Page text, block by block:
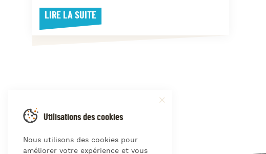
LIRE LA SUITE
Utilisations des cookies
Nous utilisons des cookies pour
améliorer votre expérience et vous